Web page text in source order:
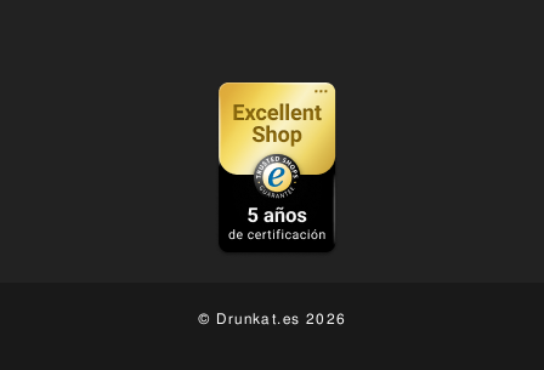
© Drunkat.es 2026